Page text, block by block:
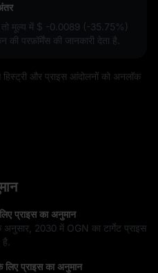
मूल्य में $ -0.0089 (-35.75%)
परफ़ॉर्मेंस की जानकारी देता है.
और प्राइस आंदोलनों को अनलॉक
प्राइस का अनुमान
2030 में OGN का टार्गेट प्राइस
है.
प्राइस का अनुमान